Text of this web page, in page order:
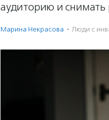
аудиторию и снимать
Марина Некрасова · Люди с